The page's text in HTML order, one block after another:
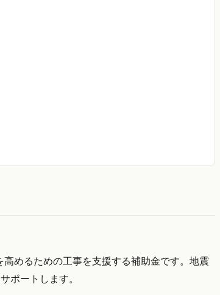
めるための工事を支援する補助金です。地震
ポートします。